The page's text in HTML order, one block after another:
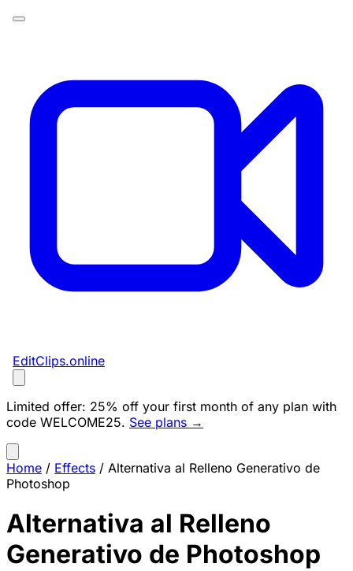
EditClips.online
Limited offer: 25% off your first month of any plan with
code WELCOME25. See plans →
Home / Effects / Alternativa al Relleno Generativo de
Photoshop
Alternativa al Relleno
Generativo de Photoshop